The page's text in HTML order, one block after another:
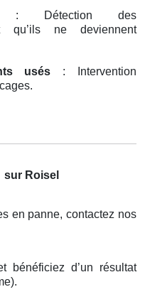
Détection des
qu’ils ne deviennent
usés : Intervention
sur Roisel
en panne, contactez nos
bénéficiez d’un résultat